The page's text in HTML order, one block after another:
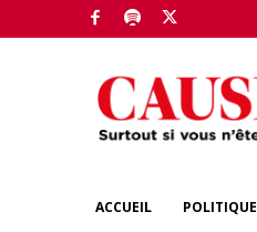
ACCUEIL POLITIQUE